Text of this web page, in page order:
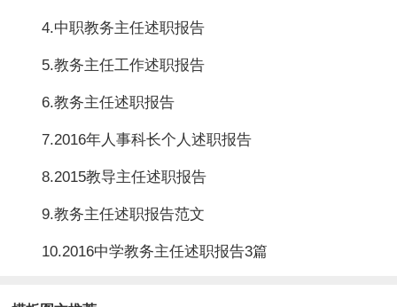
4.中职教务主任述职报告
5.教务主任工作述职报告
6.教务主任述职报告
7.2016年人事科长个人述职报告
8.2015教导主任述职报告
9.教务主任述职报告范文
10.2016中学教务主任述职报告3篇